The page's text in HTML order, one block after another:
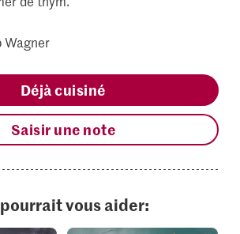
Wagner
Déjà cuisiné
Saisir une note
vous aider: